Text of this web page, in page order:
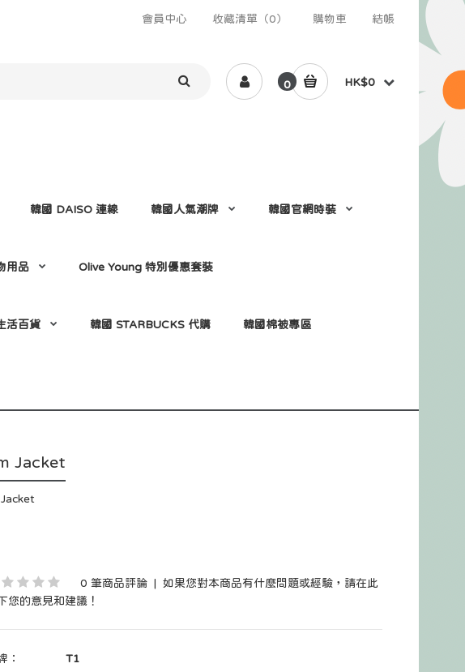
會員中心 收藏清單（0） 購物車 結帳
0 HK$0
韓國 DAISO 連線 韓國人氣潮牌 韓國官網時裝
用品 Olive Young 特別優惠套裝
活百貨 韓國 STARBUCKS 代購 韓國棉被專區
Jacket
0 筆商品評論
如果您對本商品有什麼問題或經驗，請在此
您的意見和建議！
：
T1